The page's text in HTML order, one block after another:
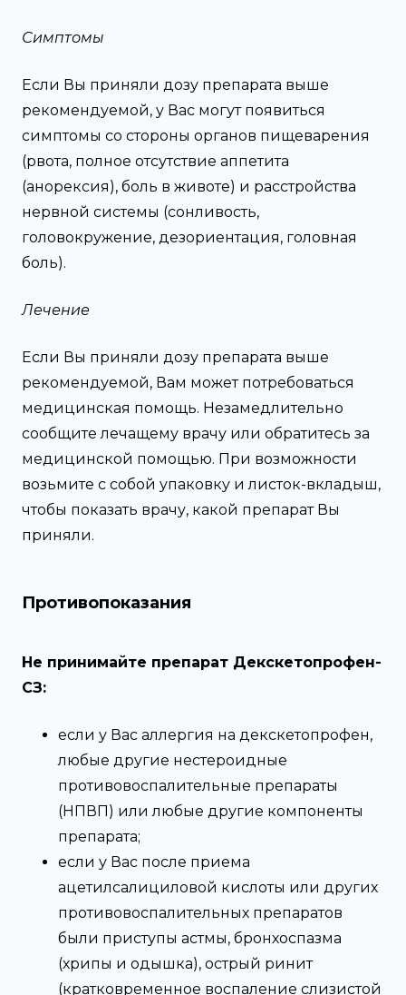
Симптомы
Если Вы приняли дозу препарата выше
рекомендуемой, у Вас могут появиться
симптомы со стороны органов пищеварения
(рвота, полное отсутствие аппетита
(анорексия), боль в животе) и расстройства
нервной системы (сонливость,
головокружение, дезориентация, головная
боль).
Лечение
Если Вы приняли дозу препарата выше
рекомендуемой, Вам может потребоваться
медицинская помощь. Незамедлительно
сообщите лечащему врачу или обратитесь за
медицинской помощью. При возможности
возьмите с собой упаковку и листок-вкладыш,
чтобы показать врачу, какой препарат Вы
приняли.
Противопоказания
Не принимайте препарат Декскетопрофен-
СЗ:
если у Вас аллергия на декскетопрофен,
любые другие нестероидные
противовоспалительные препараты
(НПВП) или любые другие компоненты
препарата;
если у Вас после приема
ацетилсалициловой кислоты или других
противовоспалительных препаратов
были приступы астмы, бронхоспазма
(хрипы и одышка), острый ринит
(кратковременное воспаление слизистой